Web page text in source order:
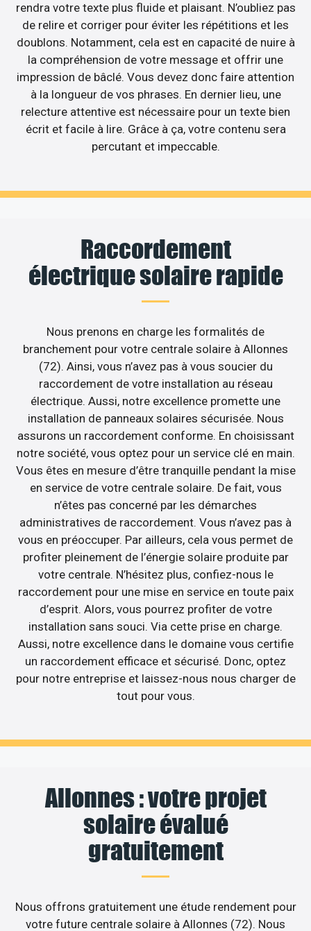
rendra votre texte plus fluide et plaisant. N’oubliez pas
de relire et corriger pour éviter les répétitions et les
doublons. Notamment, cela est en capacité de nuire à
la compréhension de votre message et offrir une
impression de bâclé. Vous devez donc faire attention
à la longueur de vos phrases. En dernier lieu, une
relecture attentive est nécessaire pour un texte bien
écrit et facile à lire. Grâce à ça, votre contenu sera
percutant et impeccable.
Raccordement
électrique solaire rapide
Nous prenons en charge les formalités de
branchement pour votre centrale solaire à Allonnes
(72). Ainsi, vous n’avez pas à vous soucier du
raccordement de votre installation au réseau
électrique. Aussi, notre excellence promette une
installation de panneaux solaires sécurisée. Nous
assurons un raccordement conforme. En choisissant
notre société, vous optez pour un service clé en main.
Vous êtes en mesure d’être tranquille pendant la mise
en service de votre centrale solaire. De fait, vous
n’êtes pas concerné par les démarches
administratives de raccordement. Vous n’avez pas à
vous en préoccuper. Par ailleurs, cela vous permet de
profiter pleinement de l’énergie solaire produite par
votre centrale. N’hésitez plus, confiez-nous le
raccordement pour une mise en service en toute paix
d’esprit. Alors, vous pourrez profiter de votre
installation sans souci. Via cette prise en charge.
Aussi, notre excellence dans le domaine vous certifie
un raccordement efficace et sécurisé. Donc, optez
pour notre entreprise et laissez-nous nous charger de
tout pour vous.
Allonnes : votre projet
solaire évalué
gratuitement
Nous offrons gratuitement une étude rendement pour
votre future centrale solaire à Allonnes (72). Nous